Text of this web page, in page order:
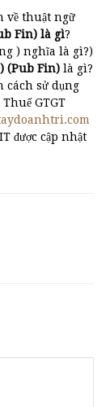
về thuật ngữ
Fin) là gì?
) nghĩa là gì?)
(Pub Fin) là gì?
cách sử dụng
GTGT
được cập nhật